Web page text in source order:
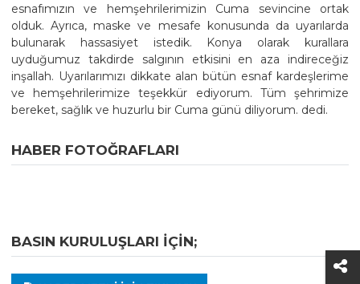
esnafımızın ve hemşehrilerimizin Cuma sevincine ortak
olduk. Ayrıca, maske ve mesafe konusunda da uyarılarda
bulunarak hassasiyet istedik. Konya olarak kurallara
uyduğumuz takdirde salgının etkisini en aza indireceğiz
inşallah. Uyarılarımızı dikkate alan bütün esnaf kardeşlerime
ve hemşehrilerimize teşekkür ediyorum. Tüm şehrimize
bereket, sağlık ve huzurlu bir Cuma günü diliyorum. dedi.
HABER FOTOĞRAFLARI
BASIN KURULUŞLARI IÇIN;